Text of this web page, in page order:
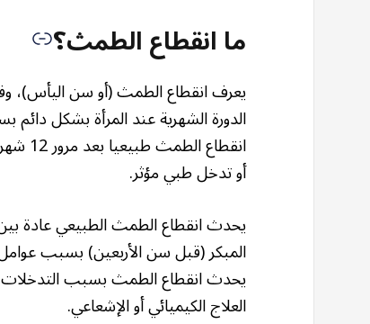
ما انقطاع الطمث؟
يعرف انقطاع الطمث (أو سن اليأس)،
الدورة الشهرية عند المرأة بشكل
أو تدخل طبي مؤثر.
المبكر (قبل سن الأربعين) بسبب عوامل
يحدث انقطاع الطمث بسبب
العلاج الكيميائي أو الإشعاعي.